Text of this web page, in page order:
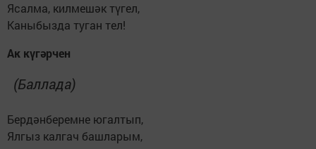
Ясалма, килмешәк түгел,
Каныбызда туган тел!
Ак күгәрчен
(Баллада)
Бердәнберемне югалтып,
Ялгыз калгач башларым,